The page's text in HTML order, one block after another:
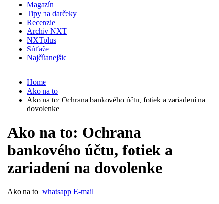
Magazín
Tipy na darčeky
Recenzie
Archív NXT
NXTplus
Súťaže
Najčítanejšie
Home
Ako na to
Ako na to: Ochrana bankového účtu, fotiek a zariadení na
dovolenke
Ako na to: Ochrana
bankového účtu, fotiek a
zariadení na dovolenke
Ako na to whatsapp E-mail